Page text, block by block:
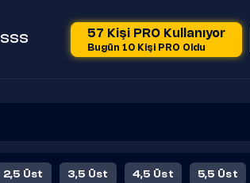
SSS 57 Kişi PRO Kullanıyor
Bugün 10 Kişi PRO Oldu
2,5 Üst 3,5 Üst 4,5 Üst 5,5 Üst